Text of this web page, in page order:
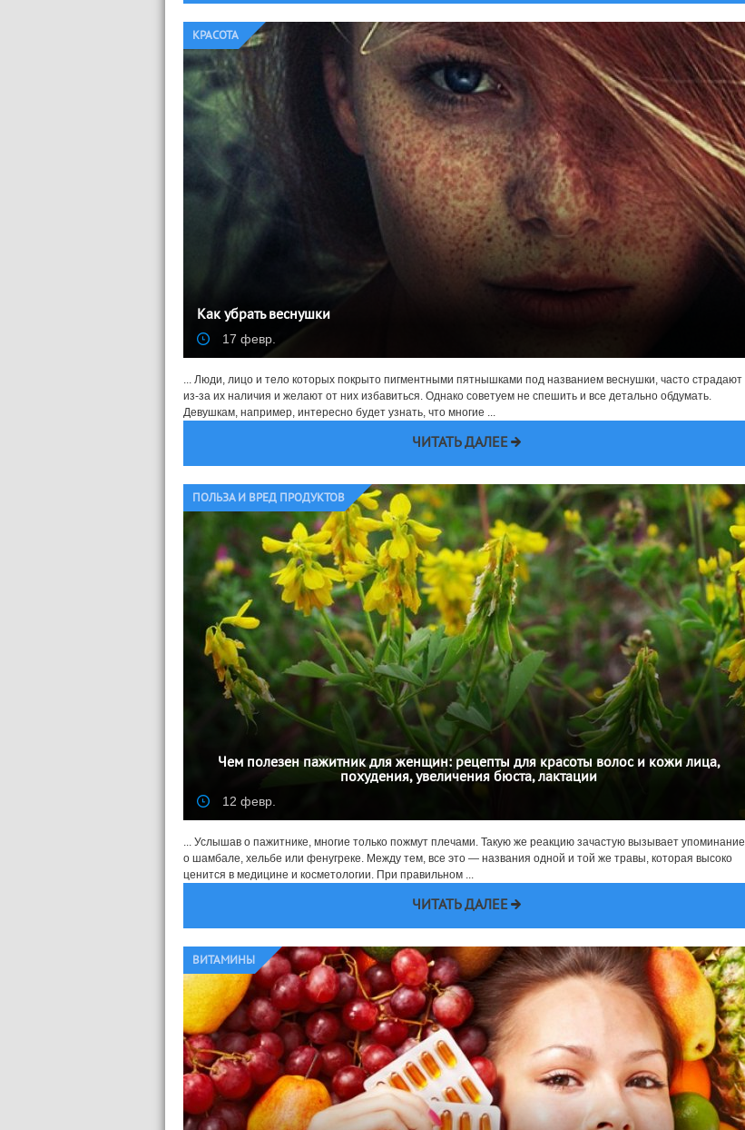
КРАСОТА
Как убрать веснушки
17 февр.
... Люди, лицо и тело которых покрыто пигментными пятнышками под названием веснушки, часто страдают
из-за их наличия и желают от них избавиться. Однако советуем не спешить и все детально обдумать.
Девушкам, например, интересно будет узнать, что многие ...
ЧИТАТЬ ДАЛЕЕ
ПОЛЬЗА И ВРЕД ПРОДУКТОВ
Чем полезен пажитник для женщин: рецепты для красоты волос и кожи лица,
похудения, увеличения бюста, лактации
12 февр.
... Услышав о пажитнике, многие только пожмут плечами. Такую же реакцию зачастую вызывает упоминание
о шамбале, хельбе или фенугреке. Между тем, все это — названия одной и той же травы, которая высоко
ценится в медицине и косметологии. При правильном ...
ЧИТАТЬ ДАЛЕЕ
ВИТАМИНЫ